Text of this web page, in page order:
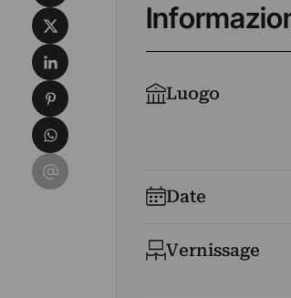
Luogo
Date
Vernissage
Condividi su X
Condividi su LinkedIn
Condividi su Pinterest
Condividi su WhatsApp
Condividi su Email